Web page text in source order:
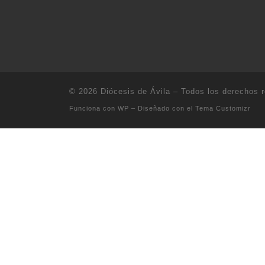
© 2026 Diócesis de Ávila – Todos los derechos
Funciona con WP – Diseñado con el Tema Customizr